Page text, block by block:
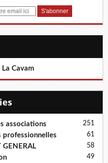
La Cavam
associations 251
professionnelles 61
GENERAL 58
49